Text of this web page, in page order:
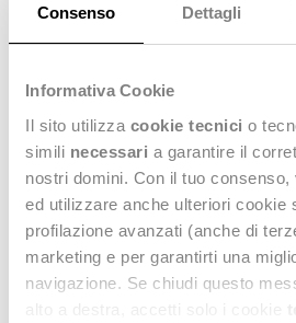
Consenso Dettagli
Informativa Cookie
Il sito utilizza cookie tecnici o
simili necessari a garantire il
nostri domini. Con il tuo
ed utilizzare anche ulteriori cookie
profilazione avanzati (anche di
marketing e per garantirti una
navigazione. Se chiudi questo
allineati con le strategie di
Questi risultati confermano la
Amministrazione e le aziende
trasformazione digitale,
le nuove opportunità
questo senso siamo già attivi
rinnovato impegno, che anche
nome vuole testimoniare:
grandi Enti centrali ai Comuni,
l’interoperabilità dei dati e